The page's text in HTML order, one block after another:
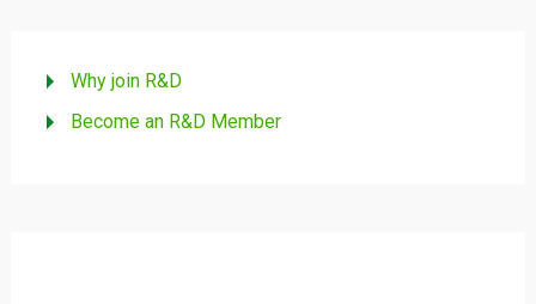
Why join R&D
Become an R&D Member